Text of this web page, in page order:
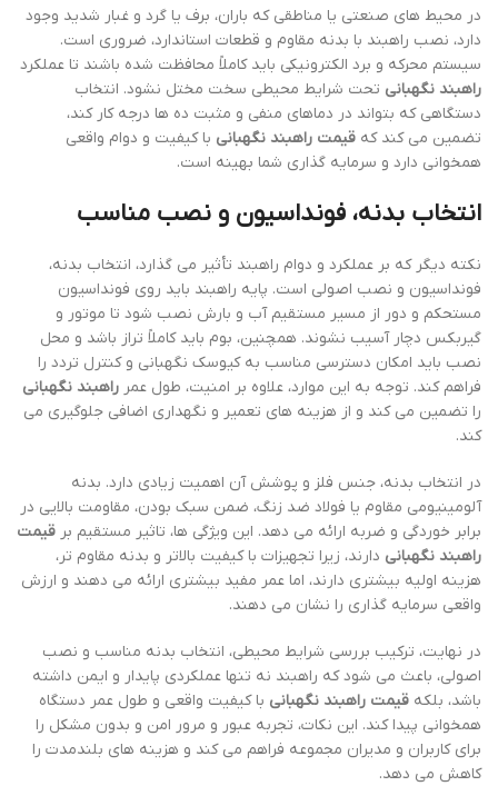
در محیط های صنعتی یا مناطقی که باران، برف یا گرد و غبار شدید وجود
دارد، نصب راهبند با بدنه مقاوم و قطعات استاندارد، ضروری است.
سیستم محرکه و برد الکترونیکی باید کاملاً محافظت شده باشند تا عملکرد
راهبند نگهبانی تحت شرایط محیطی سخت مختل نشود. انتخاب
دستگاهی که بتواند در دماهای منفی و مثبت ده ها درجه کار کند،
تضمین می کند که قیمت راهبند نگهبانی با کیفیت و دوام واقعی
همخوانی دارد و سرمایه گذاری شما بهینه است.
انتخاب بدنه، فونداسیون و نصب مناسب
نکته دیگر که بر عملکرد و دوام راهبند تأثیر می گذارد، انتخاب بدنه،
فونداسیون و نصب اصولی است. پایه راهبند باید روی فونداسیون
مستحکم و دور از مسیر مستقیم آب و بارش نصب شود تا موتور و
گیربکس دچار آسیب نشوند. همچنین، بوم باید کاملاً تراز باشد و محل
نصب باید امکان دسترسی مناسب به کیوسک نگهبانی و کنترل تردد را
فراهم کند. توجه به این موارد، علاوه بر امنیت، طول عمر راهبند نگهبانی
را تضمین می کند و از هزینه های تعمیر و نگهداری اضافی جلوگیری می
کند.
در انتخاب بدنه، جنس فلز و پوشش آن اهمیت زیادی دارد. بدنه
آلومینیومی مقاوم یا فولاد ضد زنگ، ضمن سبک بودن، مقاومت بالایی در
برابر خوردگی و ضربه ارائه می دهد. این ویژگی ها، تاثیر مستقیم بر قیمت
راهبند نگهبانی دارند، زیرا تجهیزات با کیفیت بالاتر و بدنه مقاوم تر،
هزینه اولیه بیشتری دارند، اما عمر مفید بیشتری ارائه می دهند و ارزش
واقعی سرمایه گذاری را نشان می دهند.
در نهایت، ترکیب بررسی شرایط محیطی، انتخاب بدنه مناسب و نصب
اصولی، باعث می شود که راهبند نه تنها عملکردی پایدار و ایمن داشته
باشد، بلکه قیمت راهبند نگهبانی با کیفیت واقعی و طول عمر دستگاه
همخوانی پیدا کند. این نکات، تجربه عبور و مرور امن و بدون مشکل را
برای کاربران و مدیران مجموعه فراهم می کند و هزینه های بلندمدت را
کاهش می دهد.